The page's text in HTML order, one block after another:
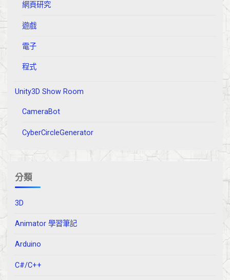
網頁研究
遊戲
電子
程式
Unity3D Show Room
CameraBot
CyberCircleGenerator
分類
3D
Animator 學習筆記
Arduino
C#/C++